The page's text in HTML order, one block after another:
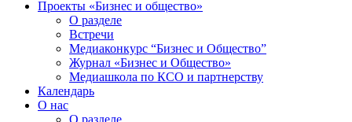
Проекты «Бизнес и общество»
О разделе
Встречи
Медиаконкурс “Бизнес и Общество”
Журнал «Бизнес и Общество»
Медиашкола по КСО и партнерству
Календарь
О нас
О разделе